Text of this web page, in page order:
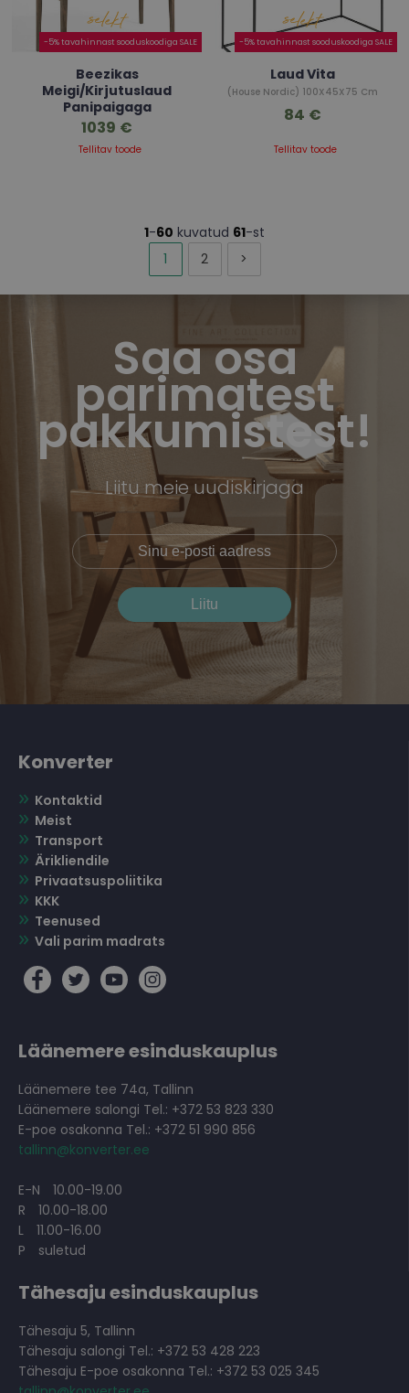
-5% tavahinnast sooduskoodiga SALE
Beezikas
Meigi/Kirjutuslaud
Panipaigaga
(Angel Cerda)
Tellitav toode
1039 €
-5% tavahinnast sooduskoodiga SALE
Laud Vita
(House Nordic) 100X45X75 Cm
Tellitav toode
84 €
1-60 kuvatud 61-st
1
2 >
Saa osa
parimatest
pakkumistest!
Liitu meie uudiskirjaga
Konverter
Kontaktid
Meist
Transport
Ärikliendile
Privaatsuspoliitika
KKK
Teenused
Vali parim madrats
Läänemere esinduskauplus
Läänemere tee 74a, Tallinn
Läänemere salongi Tel.: +372 53 823 330
E-poe osakonna Tel.: +372 51 990 856
tallinn@konverter.ee
E-N
10.00-19.00
R
10.00-18.00
L
11.00-16.00
P
suletud
Tähesaju esinduskauplus
Tähesaju 5, Tallinn
Tähesaju salongi Tel.: +372 53 428 223
Tähesaju E-poe osakonna Tel.: +372 53 025 345